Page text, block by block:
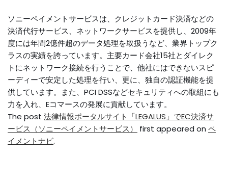
ソニーペイメントサービスは、クレジットカード決済などの
決済代行サービス、ネットワークサービスを提供し、2009年
度には年間2億件超のデータ処理を取扱うなど、業界トップク
ラスの実績を誇っています。主要カード会社15社とダイレク
トにネットワーク接続を行うことで、他社にはできないスピ
ーディーで安定した処理を行い、更に、独自の認証機能を提
供しています。また、PCI DSSなどセキュリティへの取組にも
力を入れ、Eコマースの発展に貢献しています。
The post 法律情報ポータルサイト「LEGALUS」でEC決済サ
ービス（ソニーペイメントサービス）
first appeared on ペ
イメントナビ.